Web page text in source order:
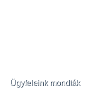
Ügyfeleink mondták